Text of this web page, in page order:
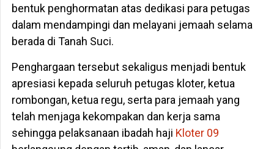
bentuk penghormatan atas dedikasi para petugas
dalam mendampingi dan melayani jemaah selama
berada di Tanah Suci.
Penghargaan tersebut sekaligus menjadi bentuk
apresiasi kepada seluruh petugas kloter, ketua
rombongan, ketua regu, serta para jemaah yang
telah menjaga kekompakan dan kerja sama
sehingga pelaksanaan ibadah haji Kloter 09